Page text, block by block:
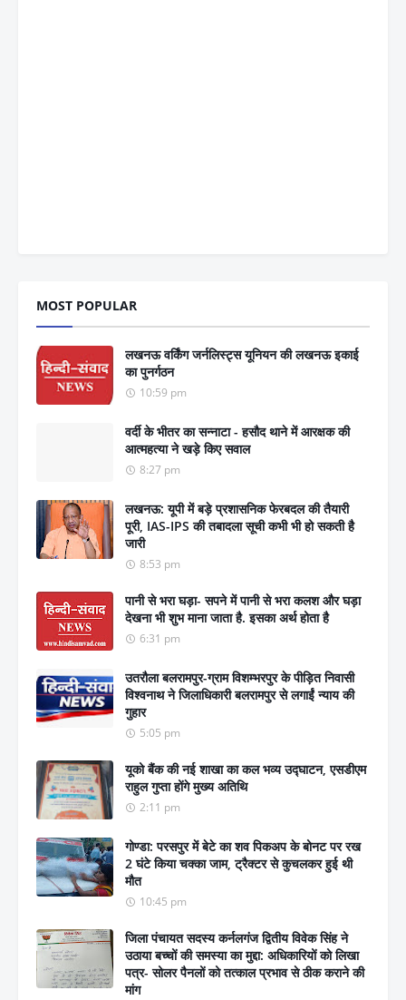
MOST POPULAR
लखनऊ वर्किंग जर्नलिस्ट्स यूनियन की लखनऊ इकाई
का पुनर्गठन
10:59 pm
वर्दी के भीतर का सन्नाटा - हसौद थाने में आरक्षक की
आत्महत्या ने खड़े किए सवाल
8:27 pm
लखनऊ: यूपी में बड़े प्रशासनिक फेरबदल की तैयारी
पूरी, IAS-IPS की तबादला सूची कभी भी हो सकती है
जारी
8:53 pm
पानी से भरा घड़ा- सपने में पानी से भरा कलश और घड़ा
देखना भी शुभ माना जाता है. इसका अर्थ होता है
6:31 pm
उतरौला बलरामपुर-ग्राम विशम्भरपुर के पीड़ित निवासी
विश्वनाथ ने जिलाधिकारी बलरामपुर से लगाईं न्याय की
गुहार
5:05 pm
यूको बैंक की नई शाखा का कल भव्य उद्घाटन, एसडीएम
राहुल गुप्ता होंगे मुख्य अतिथि
2:11 pm
गोण्डा: परसपुर में बेटे का शव पिकअप के बोनट पर रख
2 घंटे किया चक्का जाम, ट्रैक्टर से कुचलकर हुई थी
मौत
10:45 pm
जिला पंचायत सदस्य कर्नलगंज द्वितीय विवेक सिंह ने
उठाया बच्चों की समस्या का मुद्दा: अधिकारियों को लिखा
पत्र- सोलर पैनलों को तत्काल प्रभाव से ठीक कराने की
मांग